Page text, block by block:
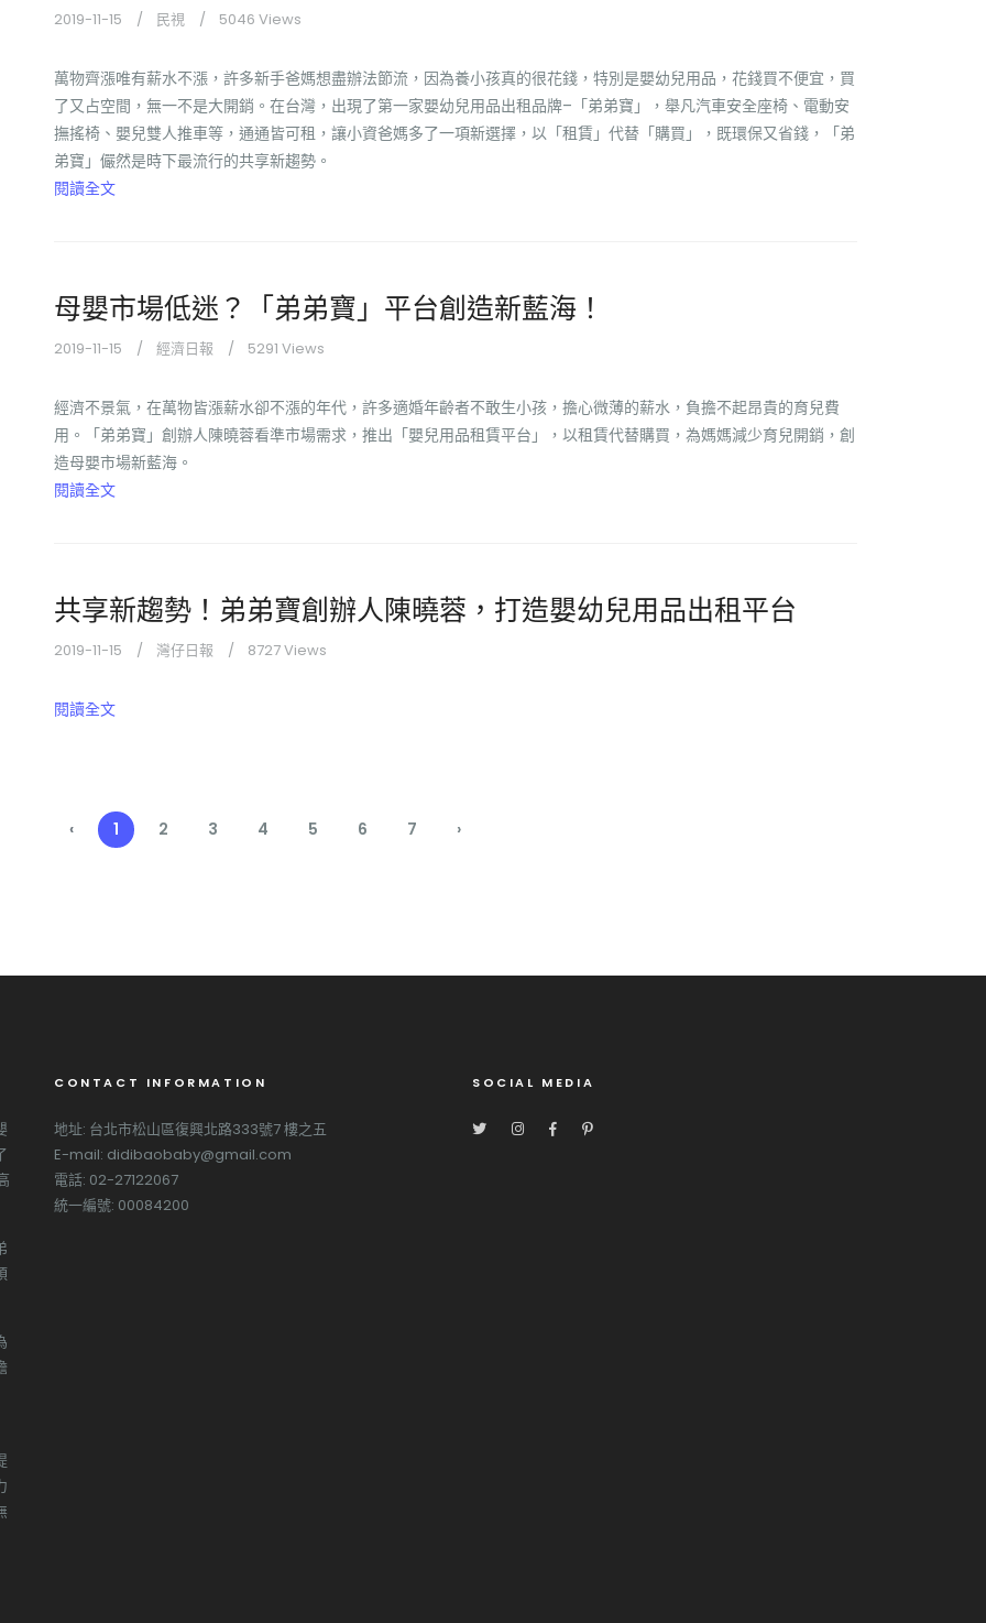
2019-11-15 民視 5046 Views
萬物齊漲唯有薪水不漲，許多新手爸媽想盡辦法節流，因為養小孩真的很花錢，特別是嬰幼兒用品，花錢買不便宜，買
了又占空間，無一不是大開銷。在台灣，出現了第一家嬰幼兒用品出租品牌–「弟弟寶」，舉凡汽車安全座椅、電動安
撫搖椅、嬰兒雙人推車等，通通皆可租，讓小資爸媽多了一項新選擇，以「租賃」代替「購買」，既環保又省錢，「弟
弟寶」儼然是時下最流行的共享新趨勢。
閱讀全文
母嬰市場低迷？「弟弟寶」平台創造新藍海！
2019-11-15 經濟日報 5291 Views
經濟不景氣，在萬物皆漲薪水卻不漲的年代，許多適婚年齡者不敢生小孩，擔心微薄的薪水，負擔不起昂貴的育兒費
用。「弟弟寶」創辦人陳曉蓉看準市場需求，推出「嬰兒用品租賃平台」，以租賃代替購買，為媽媽減少育兒開銷，創
造母嬰市場新藍海。
閱讀全文
共享新趨勢！弟弟寶創辦人陳曉蓉，打造嬰幼兒用品出租平台
2019-11-15 灣仔日報 8727 Views
閱讀全文
‹ 1 2 3 4 5 6 7 ›
CONTACT INFORMATION
地址: 台北市松山區復興北路333號7 樓之五
E-mail: didibaobaby@gmail.com
電話: 02-27122067
統一編號: 00084200
SOCIAL MEDIA